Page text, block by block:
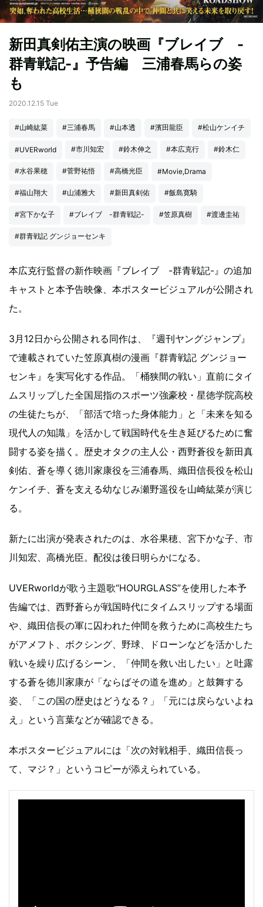
新田真剣佑主演の映画『ブレイブ -
群青戦記-』予告編 三浦春馬らの姿
も
2020.12.15 Tue
#山崎紘菜 #三浦春馬 #山本透 #濱田龍臣 #松山ケンイチ
#UVERworld #市川知宏 #鈴木伸之 #本広克行 #鈴木仁
#水谷果穂 #菅野祐悟 #高橋光臣 #Movie,Drama
#福山翔大 #山浦雅大 #新田真剣佑 #飯島寛騎
#宮下かな子 #ブレイブ -群青戦記- #笠原真樹 #渡邊圭祐
#群青戦記 グンジョーセンキ
本広克行監督の新作映画『ブレイブ -群青戦記-』の追加
キャストと本予告映像、本ポスタービジュアルが公開され
た。
3月12日から公開される同作は、『週刊ヤングジャンプ』
で連載されていた笠原真樹の漫画『群青戦記 グンジョー
センキ』を実写化する作品。「桶狭間の戦い」直前にタイ
ムスリップした全国屈指のスポーツ強豪校・星徳学院高校
の生徒たちが、「部活で培った身体能力」と「未来を知る
現代人の知識」を活かして戦国時代を生き延びるために奮
闘する姿を描く。歴史オタクの主人公・西野蒼役を新田真
剣佑、蒼を導く徳川家康役を三浦春馬、織田信長役を松山
ケンイチ、蒼を支える幼なじみ瀬野遥役を山崎紘菜が演じ
る。
新たに出演が発表されたのは、水谷果穂、宮下かな子、市
川知宏、高橋光臣。配役は後日明らかになる。
UVERworldが歌う主題歌“HOURGLASS”を使用した本予
告編では、西野蒼らが戦国時代にタイムスリップする場面
や、織田信長の軍に囚われた仲間を救うために高校生たち
がアメフト、ボクシング、野球、ドローンなどを活かした
戦いを繰り広げるシーン、「仲間を救い出したい」と吐露
する蒼を徳川家康が「ならばその道を進め」と鼓舞する
姿、「この国の歴史はどうなる？」「元には戻らないよね
え」という言葉などが確認できる。
本ポスタービジュアルには「次の対戦相手、織田信長っ
て、マジ？」というコピーが添えられている。